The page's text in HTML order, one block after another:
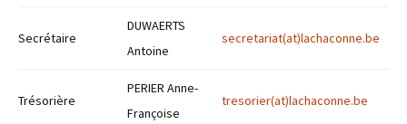
Secrétaire
DUWAERTS
Antoine
secretariat(at)lachaconne.be
Trésorière
PERIER Anne-
Françoise
tresorier(at)lachaconne.be